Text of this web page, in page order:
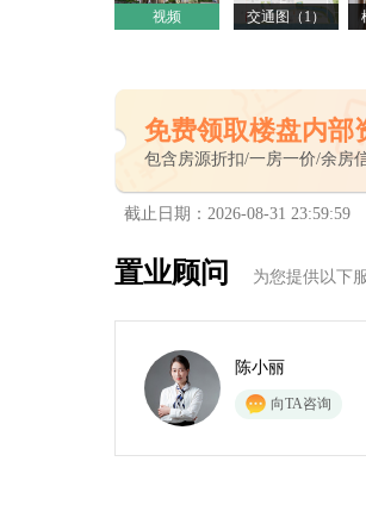
视频 交通图（1）
免费领取楼盘内部
包含房源折扣/一房一价/余房
截止日期：2026-08-31 23:59:59
置业顾问 为您提供以下
陈小丽
向TA咨询